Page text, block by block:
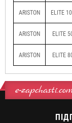
ARISTON ELITE
ARISTON ELITE
ARISTON ELITE
e-